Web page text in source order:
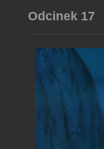
Odcinek 17